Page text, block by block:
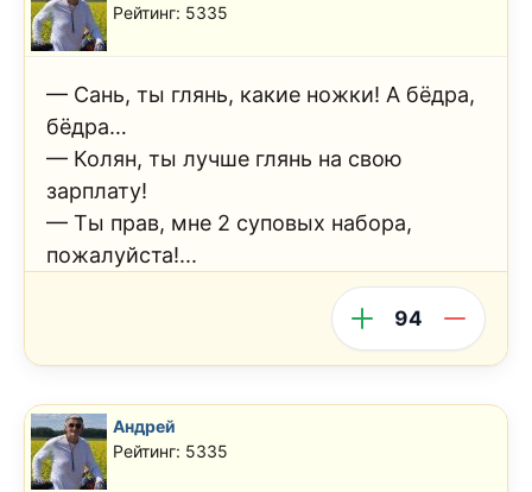
Рейтинг: 5335
— Сань, ты глянь, какие ножки! А бёдра,
бёдра…
— Колян, ты лучше глянь на свою
зарплату!
— Ты прав, мне 2 суповых набора,
пожалуйста!...
94
Андрей
Рейтинг: 5335